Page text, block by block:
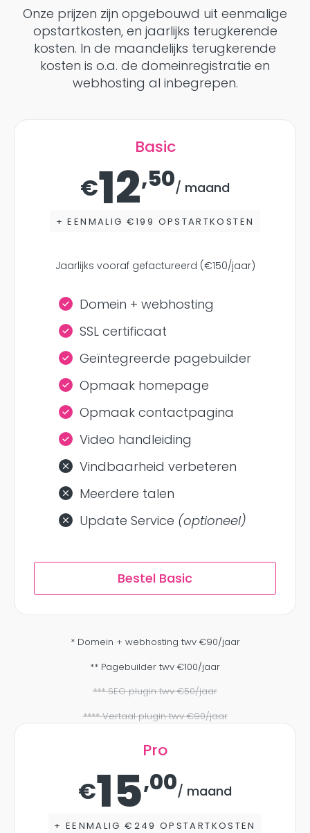
Onze prijzen zijn opgebouwd uit eenmalige
opstartkosten, en jaarlijks terugkerende
kosten. In de maandelijks terugkerende
kosten is o.a. de domeinregistratie en
webhosting al inbegrepen.
Basic
€12,50/ maand
+ EENMALIG €199 OPSTARTKOSTEN
Jaarlijks vooraf gefactureerd (€150/jaar)
Domein + webhosting
SSL certificaat
Geïntegreerde pagebuilder
Opmaak homepage
Opmaak contactpagina
Video handleiding
Vindbaarheid verbeteren
Meerdere talen
Update Service (optioneel)
Bestel Basic
* Domein + webhosting twv €90/jaar
** Pagebuilder twv €100/jaar
*** SEO plugin twv €50/jaar
**** Vertaal plugin twv €90/jaar
Pro
€15,00/ maand
+ EENMALIG €249 OPSTARTKOSTEN